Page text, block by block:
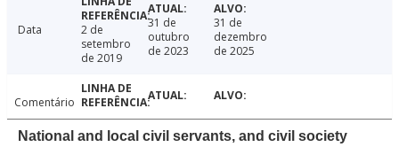
Data
2 de
setembro
de 2019
31 de
outubro
de 2023
31 de
dezembro
de 2025
Comentário
National and local civil servants, and civil society